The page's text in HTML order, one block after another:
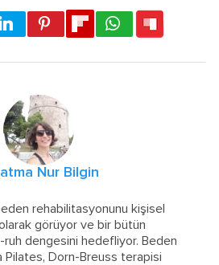
Nur Bilgin
rehabilitasyonunu kişisel
görüyor ve bir bütün
dengesini hedefliyor. Beden
Pilates, Dorn-Breuss terapisi